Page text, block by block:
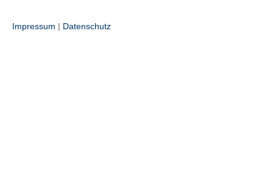
Impressum | Datenschutz